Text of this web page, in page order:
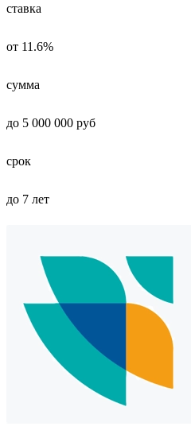
ставка
от 11.6%
сумма
до 5 000 000 руб
срок
до 7 лет